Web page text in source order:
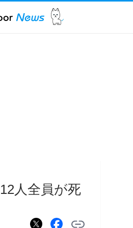
人全員が死